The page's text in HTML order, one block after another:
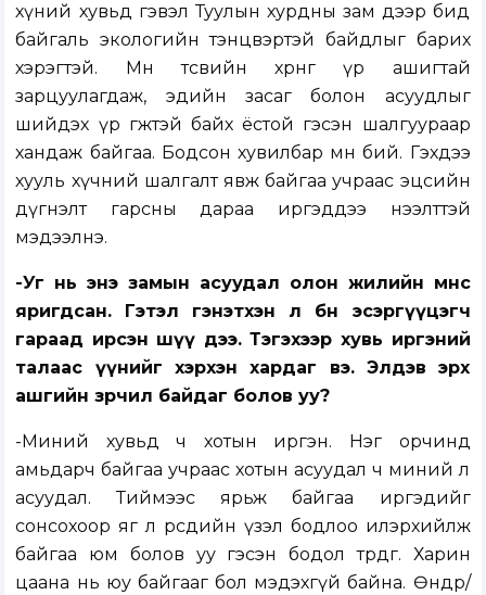
хүний хувьд гэвэл Туулын хурдны зам дээр бид
байгаль экологийн тэнцвэртэй байдлыг барих
хэрэгтэй. Мөн төсвийн хөрөнгө үр ашигтай
зарцуулагдаж, эдийн засаг болон асуудлыг
шийдэх үр өгөөжтэй байх ёстой гэсэн шалгуураар
хандаж байгаа. Бодсон хувилбар мөн бий. Гэхдээ
хууль хүчний шалгалт явж байгаа учраас эцсийн
дүгнэлт гарсны дараа иргэддээ нээлттэй
мэдээлнэ.
-Уг нь энэ замын асуудал олон жилийн өмнөөс
яригдсан. Гэтэл гэнэтхэн л бөөн эсэргүүцэгч
гараад ирсэн шүү дээ. Тэгэхээр хувь иргэний
талаас үүнийг хэрхэн хардаг вэ. Элдэв эрх
ашгийн зөрчил байдаг болов уу?
-Миний хувьд ч хотын иргэн. Нэг орчинд
амьдарч байгаа учраас хотын асуудал ч миний л
асуудал. Тиймээс ярьж байгаа иргэдийг
сонсохоор яг л өөрсдийн үзэл бодлоо илэрхийлж
байгаа юм болов уу гэсэн бодол төрдөг. Харин
цаана нь юу байгааг бол мэдэхгүй байна. Өнөөдөр/